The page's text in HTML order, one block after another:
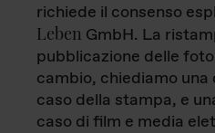
richiede il consenso
Leben GmbH. La
pubblicazione delle
cambio, chiediamo una
caso della stampa, e
caso di film e media